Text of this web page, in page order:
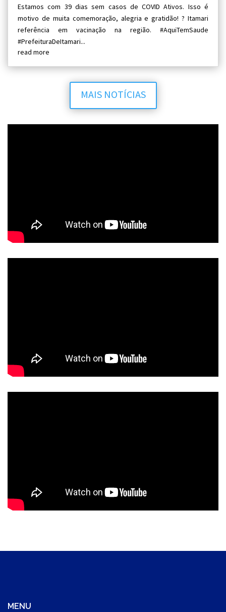
Estamos com 39 dias sem casos de COVID Ativos. Isso é
motivo de muita comemoração, alegria e gratidão! ? Itamari
referência em vacinação na região. #AquiTemSaude
#PrefeituraDeItamari...
read more
MAIS NOTÍCIAS
MENU